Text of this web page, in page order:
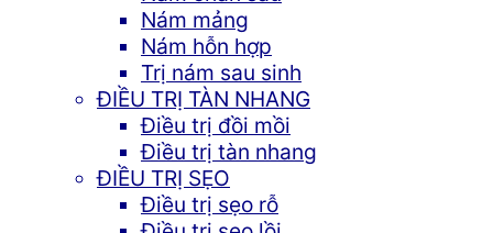
Nám mảng
Nám hỗn hợp
Trị nám sau sinh
ĐIỀU TRỊ TÀN NHANG
Điều trị đồi mồi
Điều trị tàn nhang
ĐIỀU TRỊ SẸO
Điều trị sẹo rỗ